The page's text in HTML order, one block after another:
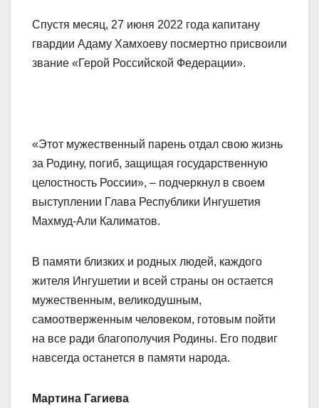
Спустя месяц, 27 июня 2022 года капитану
гвардии Адаму Хамхоеву посмертно присвоили
звание «Герой Российской Федерации».
«Этот мужественный парень отдал свою жизнь
за Родину, погиб, защищая государственную
целостность России», – подчеркнул в своем
выступлении Глава Республики Ингушетия
Махмуд-Али Калиматов.
В памяти близких и родных людей, каждого
жителя Ингушетии и всей страны он остается
мужественным, великодушным,
самоотверженным человеком, готовым пойти
на все ради благополучия Родины. Его подвиг
навсегда останется в памяти народа.
Мартина Гагиева